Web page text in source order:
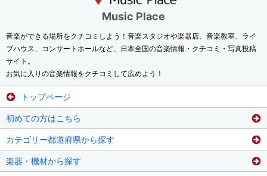
Music Place
音楽ができる場所をクチコミしよう！音楽スタジオや楽器店、音楽教室、ライ
ブハウス、コンサートホールなど、日本全国の音楽情報・クチコミ・写真投稿
サイト。
お気に入りの音楽情報をクチコミして広めよう！
トップページ
初めての方はこちら
カテゴリー都道府県から探す
楽器・機材から探す